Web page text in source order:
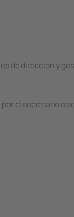
de dirección y
el secretario o